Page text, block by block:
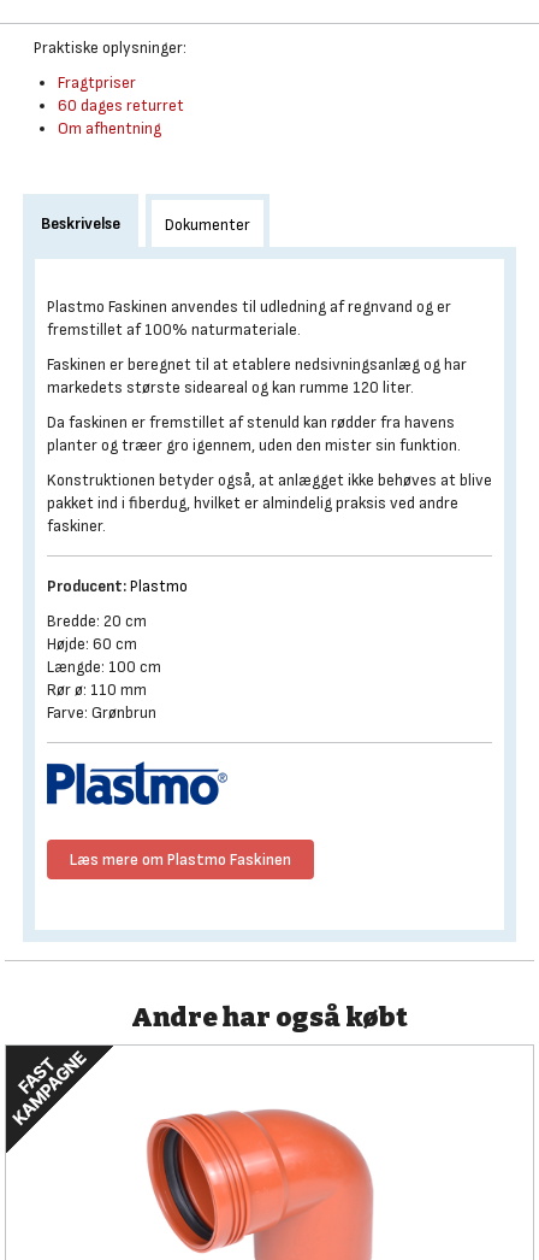
Praktiske oplysninger:
Fragtpriser
60 dages returret
Om afhentning
Beskrivelse Dokumenter
Plastmo Faskinen anvendes til udledning af regnvand og er
fremstillet af 100% naturmateriale.
Faskinen er beregnet til at etablere nedsivningsanlæg og har
markedets største sideareal og kan rumme 120 liter.
Da faskinen er fremstillet af stenuld kan rødder fra havens
planter og træer gro igennem, uden den mister sin funktion.
Konstruktionen betyder også, at anlægget ikke behøves at blive
pakket ind i fiberdug, hvilket er almindelig praksis ved andre
faskiner.
Producent:Plastmo
Bredde: 20 cm
Højde: 60 cm
Længde: 100 cm
Rør ø: 110 mm
Farve: Grønbrun
Læs mere om Plastmo Faskinen
Andre har også købt